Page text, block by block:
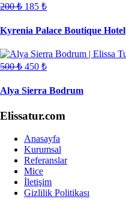
200₺ 185 ₺
Kyrenia Palace Boutique Hotel
500₺ 450 ₺
Alya Sierra Bodrum
Elissatur.com
Anasayfa
Kurumsal
Referanslar
Mice
İletişim
Gizlilik Politikası